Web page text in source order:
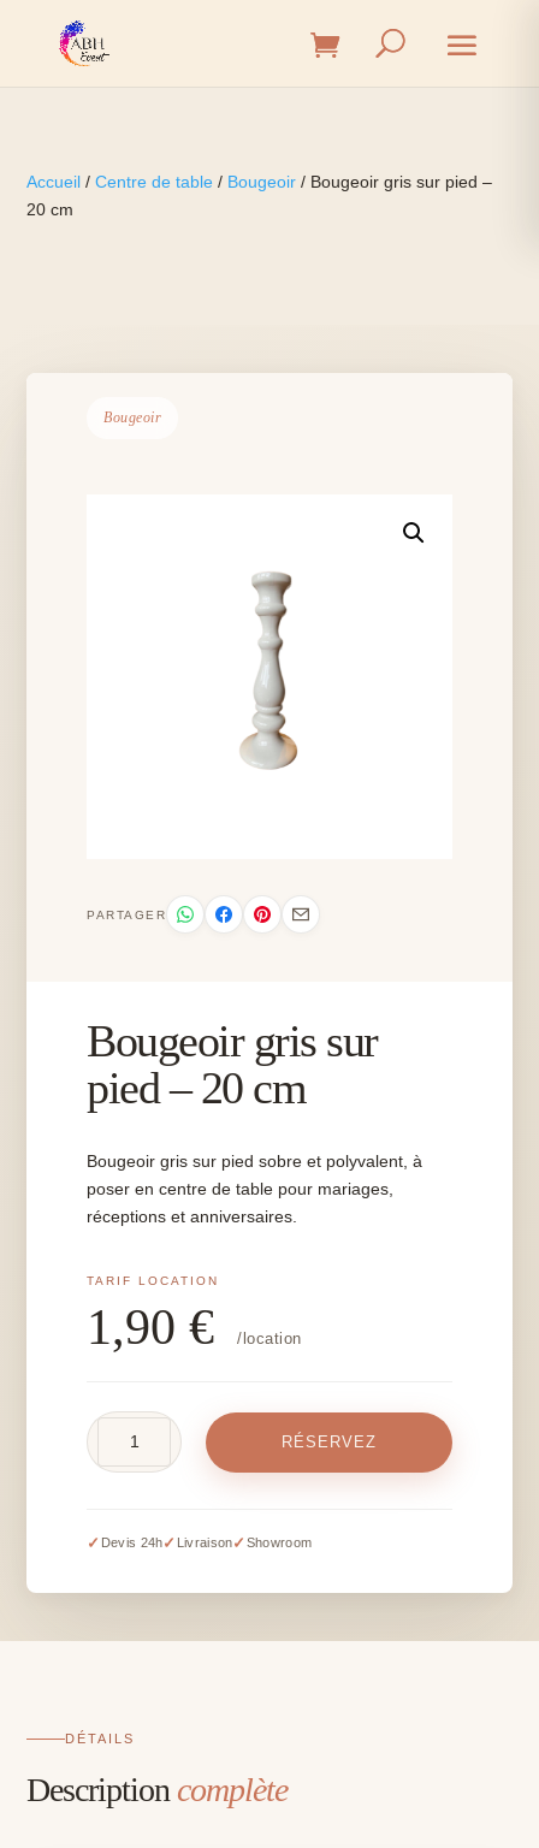
Accueil /Centre de table / Bougeoir / Bougeoir gris sur pied –
20 cm
Bougeoir
PARTAGER
Bougeoir gris sur
pied – 20 cm
Bougeoir gris sur pied sobre et polyvalent, à
poser en centre de table pour mariages,
réceptions et anniversaires.
1,90€ /location
sur
-
RÉSERVEZ
✓ Devis 24h✓ Livraison✓ Showroom
DÉTAILS
Description complète